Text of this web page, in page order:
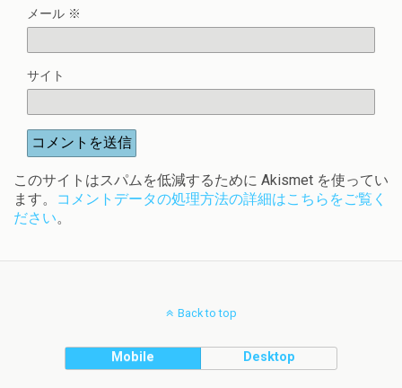
メール ※
サイト
このサイトはスパムを低減するために Akismet を使ってい
ます。
コメントデータの処理方法の詳細はこちらをご覧く
ださい。
Back to top
Mobile Desktop